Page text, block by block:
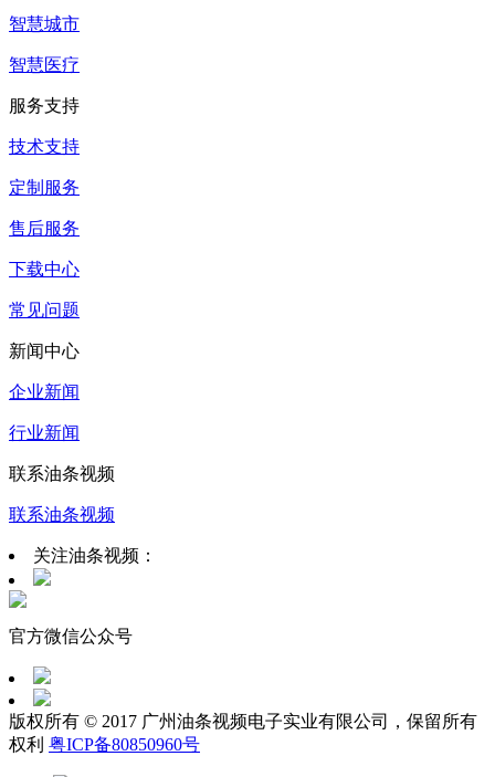
智慧城市
智慧医疗
服务支持
技术支持
定制服务
售后服务
下载中心
常见问题
新闻中心
企业新闻
行业新闻
联系油条视频
联系油条视频
关注油条视频：
官方微信公众号
版权所有 © 2017 广州油条视频电子实业有限公司，保留所有
权利 粤ICP备80850960号